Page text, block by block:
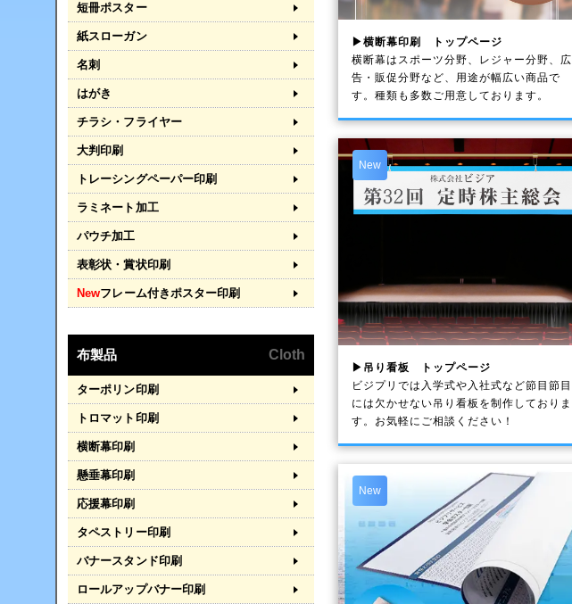
▶横断幕印刷 トップページ
横断幕はスポーツ分野、レジャー分野、広
告・販促分野など、用途が幅広い商品で
す。種類も多数ご用意しております。
New
▶吊り看板 トップページ
ビジプリでは入学式や入社式など節目節目
には欠かせない吊り看板を制作しておりま
す。お気軽にご相談ください！
New
短冊ポスター
紙スローガン
名刺
はがき
チラシ・フライヤー
大判印刷
トレーシングペーパー印刷
ラミネート加工
パウチ加工
表彰状・賞状印刷
Newフレーム付きポスター印刷
布製品 Cloth
ターポリン印刷
トロマット印刷
横断幕印刷
懸垂幕印刷
応援幕印刷
タペストリー印刷
バナースタンド印刷
ロールアップバナー印刷